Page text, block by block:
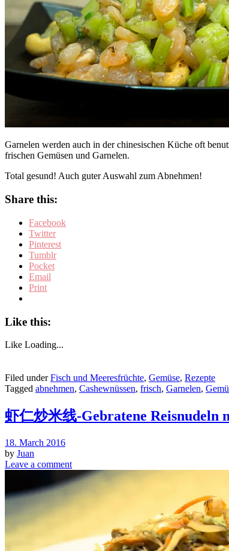
Garnelen werden auch in der chinesischen Küche oft
frischen Gemüsen und Garnelen.
Total gesund! Auch guter Auswahl zum Abnehmen!
Share this:
Facebook
Twitter
Pinterest
Tumblr
Pocket
Email
Print
Like this:
Like Loading...
Filed underFisch und Meeresfrüchte, Gemüse, Rezepte
Tagged abnehmen, Cashewnüssen, frisch, Garnelen,
虾仁炒米线-Gebratene Reisnudeln
18. March 2016
by Juan
Leave a comment